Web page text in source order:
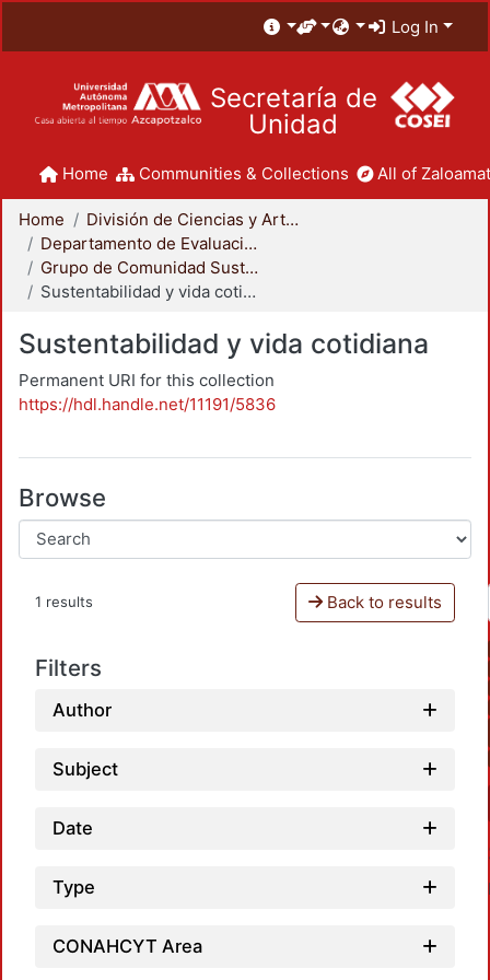
Log In
Secretaría de
Unidad
Home Communities & Collections All of
Home
División de Ciencias y Artes para el Diseño
Departamento de Evaluación del Diseño en el Tiempo
Grupo de Comunidad Sustentable
Sustentabilidad y vida cotidiana
Sustentabilidad y vida cotidiana
Permanent URI for this collection
https://hdl.handle.net/11191/5836
Browse
1 results Back to results
Filters
Author
Subject
Date
Type
CONAHCYT Area